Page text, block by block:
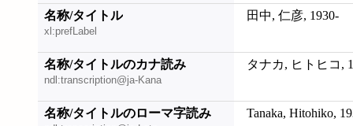
名称/タイトル
xl:prefLabel
田中, 仁彦, 1930-
名称/タイトルのカナ読み
ndl:transcription@ja-Kana
タナカ, ヒトヒコ,
名称/タイトルのローマ字読み Tanaka, Hitohiko,